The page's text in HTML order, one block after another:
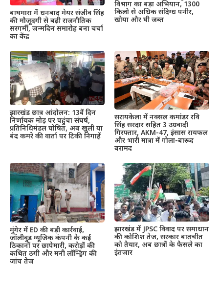
बाघमारा में धनबाद मेयर संजीव सिंह
की मौजूदगी से बढ़ी राजनीतिक
सरगर्मी, जन्मदिन समारोह बना चर्चा
का केंद्र
विभाग का बड़ा अभियान, 1300
किलो से अधिक संदिग्ध पनीर,
खोया और घी जब्त
झारखंड छात्र आंदोलन: 13वें दिन
निर्णायक मोड़ पर पहुंचा संघर्ष,
प्रतिनिधिमंडल घोषित, अब खुली या
बंद कमरे की वार्ता पर टिकी निगाहें
सरायकेला में नक्सल कमांडर रवि
सिंह सरदार सहित 3 उग्रवादी
गिरफ्तार, AKM-47, इंसास रायफल
और भारी मात्रा में गोला-बारूद
बरामद
मुंगेर में ED की बड़ी कार्रवाई,
जॉलीवुड म्यूजिक कंपनी के कई
ठिकानों पर छापेमारी, करोड़ों की
कथित ठगी और मनी लॉन्ड्रिंग की
जांच तेज
झारखंड में JPSC विवाद पर समाधान
की कोशिश तेज, सरकार बातचीत
को तैयार, अब छात्रों के फैसले का
इंतजार